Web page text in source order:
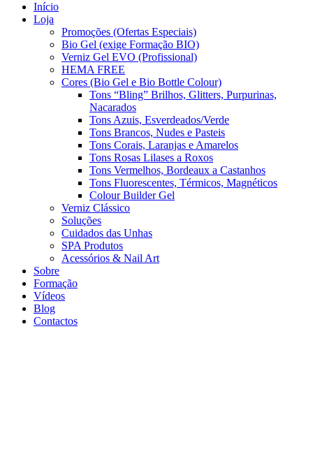
Início
Loja
Promoções (Ofertas Especiais)
Bio Gel (exige Formação BIO)
Verniz Gel EVO (Profissional)
HEMA FREE
Cores (Bio Gel e Bio Bottle Colour)
Tons “Bling” Brilhos, Glitters, Purpurinas,
Nacarados
Tons Azuis, Esverdeados/Verde
Tons Brancos, Nudes e Pasteis
Tons Corais, Laranjas e Amarelos
Tons Rosas Lilases a Roxos
Tons Vermelhos, Bordeaux a Castanhos
Tons Fluorescentes, Térmicos, Magnéticos
Colour Builder Gel
Verniz Clássico
Soluções
Cuidados das Unhas
SPA Produtos
Acessórios & Nail Art
Sobre
Formação
Vídeos
Blog
Contactos